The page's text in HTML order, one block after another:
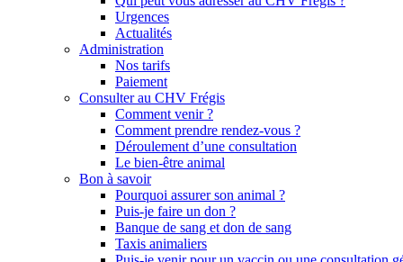
Urgences
Actualités
Administration
Nos tarifs
Paiement
Consulter au CHV Frégis
Comment venir ?
Comment prendre rendez-vous ?
Déroulement d’une consultation
Le bien-être animal
Bon à savoir
Pourquoi assurer son animal ?
Puis-je faire un don ?
Banque de sang et don de sang
Taxis animaliers